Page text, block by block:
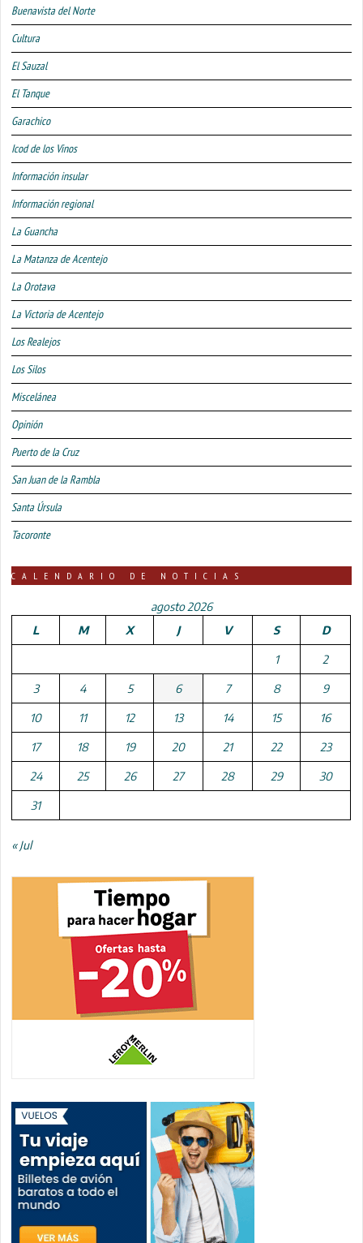
Buenavista del Norte
Cultura
El Sauzal
El Tanque
Garachico
Icod de los Vinos
Información insular
Información regional
La Guancha
La Matanza de Acentejo
La Orotava
La Victoria de Acentejo
Los Realejos
Los Silos
Miscelánea
Opinión
Puerto de la Cruz
San Juan de la Rambla
Santa Úrsula
Tacoronte
CALENDARIO DE NOTICIAS
agosto 2026
L
M X J V S D
1 2
3 4 5 6 7 8 9
10 11 12 13 14 15 16
17 18 19 20 21 22 23
24 25 26 27 28 29 30
31
« Jul